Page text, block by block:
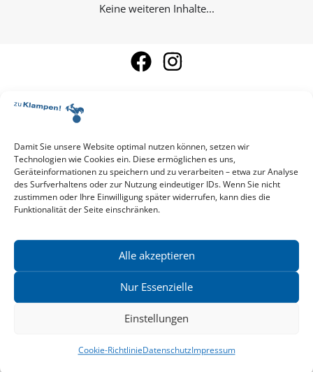
Damit Sie unsere Website optimal nutzen können, setzen wir
Technologien wie Cookies ein. Diese ermöglichen es uns,
Geräteinformationen zu speichern und zu verarbeiten – etwa zur Analyse
des Surfverhaltens oder zur Nutzung eindeutiger IDs. Wenn Sie nicht
zustimmen oder Ihre Einwilligung später widerrufen, kann dies die
Funktionalität der Seite einschränken.
Alle akzeptieren
Nur Essenzielle
Einstellungen
Cookie-RichtlinieDatenschutzImpressum
Keine weiteren Inhalte...
Aktuelle Vorschau
Entdecken Sie das aktuelle zu-Klampen!-Verlagsprogramm.
Hier finden Sie die Verlagsvorschau – einfach direkt online
reinlesen oder herunterladen.
Download: Vorschau zu Klampen! Herbst 2026
Mehr aktuelle Vorschauen ansehen
News zu aktuellen Neuheiten und Nachrichten im zu Klampen!
Verlag – jederzeit wieder abbestellbar.
Kritische Theorie / Philosophie